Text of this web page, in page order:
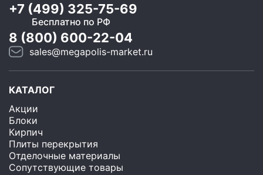
+7 (499) 325-75-69
Бесплатно по РФ
8 (800) 600-22-04
sales@megapolis-market.ru
КАТАЛОГ
Акции
Блоки
Кирпич
Плиты перекрытия
Отделочные материалы
Сопутствующие товары